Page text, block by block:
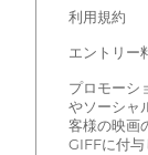
利用規約
エントリー
プロモーシ
やソーシャ
客様の映画
GIFFに付与